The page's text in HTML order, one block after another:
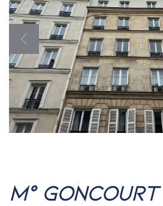
m° goncourt - 2